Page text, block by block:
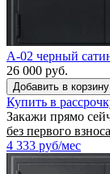
A-02 черный
26 000 руб.
Купить в
Закажи прямо
без первого взноса
4 333 руб/мес